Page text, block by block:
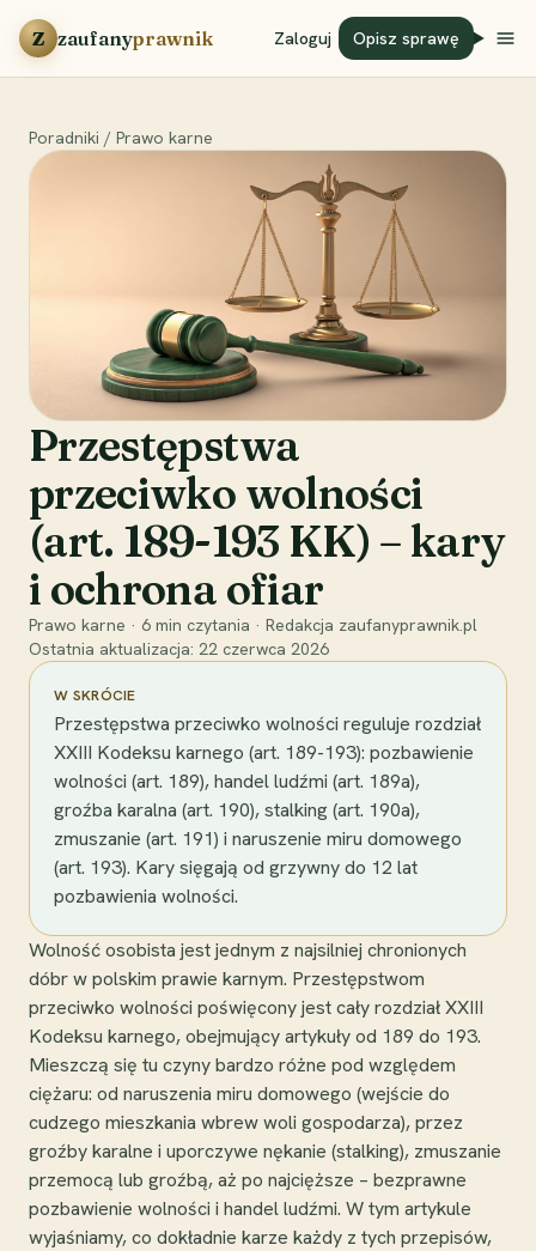
Przejdź do treści
Z zaufanyprawnik Zaloguj Opisz sprawę
Poradniki / Prawo karne
Przestępstwa
przeciwko wolności
(art. 189-193 KK) – kary
i ochrona ofiar
Prawo karne · 6 min czytania · Redakcja zaufanyprawnik.pl
Ostatnia aktualizacja: 22 czerwca 2026
W SKRÓCIE
Przestępstwa przeciwko wolności reguluje rozdział
XXIII Kodeksu karnego (art. 189-193): pozbawienie
wolności (art. 189), handel ludźmi (art. 189a),
groźba karalna (art. 190), stalking (art. 190a),
zmuszanie (art. 191) i naruszenie miru domowego
(art. 193). Kary sięgają od grzywny do 12 lat
pozbawienia wolności.
Wolność osobista jest jednym z najsilniej chronionych
dóbr w polskim prawie karnym. Przestępstwom
przeciwko wolności poświęcony jest cały rozdział XXIII
Kodeksu karnego, obejmujący artykuły od 189 do 193.
Mieszczą się tu czyny bardzo różne pod względem
ciężaru: od naruszenia miru domowego (wejście do
cudzego mieszkania wbrew woli gospodarza), przez
groźby karalne i uporczywe nękanie (stalking), zmuszanie
przemocą lub groźbą, aż po najcięższe – bezprawne
pozbawienie wolności i handel ludźmi. W tym artykule
wyjaśniamy, co dokładnie karze każdy z tych przepisów,